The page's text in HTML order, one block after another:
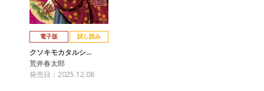
電子版 試し読み
クソキモカタルシ…
荒井春太郎
発売日：2025.12.08